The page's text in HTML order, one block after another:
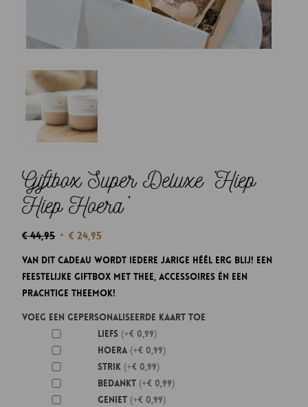
Giftbox Super Deluxe ‘Hiep
Hiep Hoera’
€44,95 Oorspronkelijke
€ 24,95
Van dit cadeau wordt iedere jarige héél erg blij! Een
feestelijke Giftbox met thee, accessoires én een
prachtige Theemok!
Voeg een gepersonaliseerde kaart toe
Liefs (+€ 0,99)
Hoera (+€ 0,99)
Strik (+€ 0,99)
Bedankt (+€ 0,99)
Geniet (+€ 0,99)